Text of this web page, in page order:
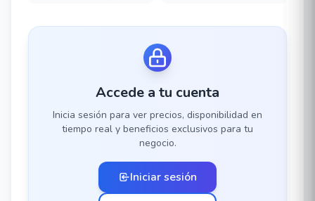
Accede a tu cuenta
Inicia sesión para ver precios, disponibilidad en
tiempo real y beneficios exclusivos para tu
negocio.
Iniciar sesión